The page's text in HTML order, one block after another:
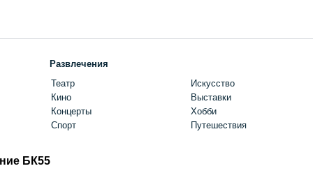
Развлечения
Театр
Кино
Концерты
Спорт
Искусство
Выставки
Хобби
Путешествия
БК55